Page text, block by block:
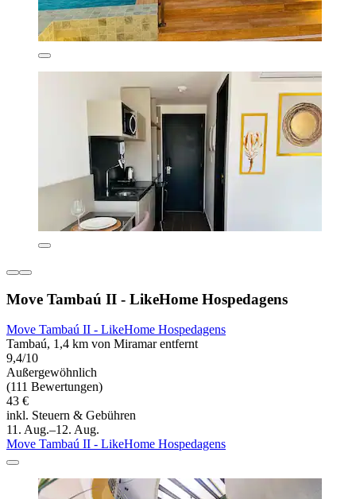
Move Tambaú II - LikeHome Hospedagens
Move Tambaú II - LikeHome Hospedagens
Tambaú, 1,4 km von Miramar entfernt
9,4/10
Außergewöhnlich
(111 Bewertungen)
43 €
inkl. Steuern & Gebühren
11. Aug.–12. Aug.
Move Tambaú II - LikeHome Hospedagens